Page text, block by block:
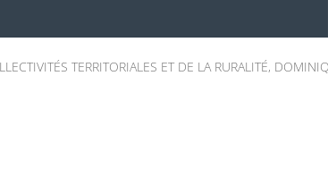
TERRITORIALES ET DE LA RURALITÉ,